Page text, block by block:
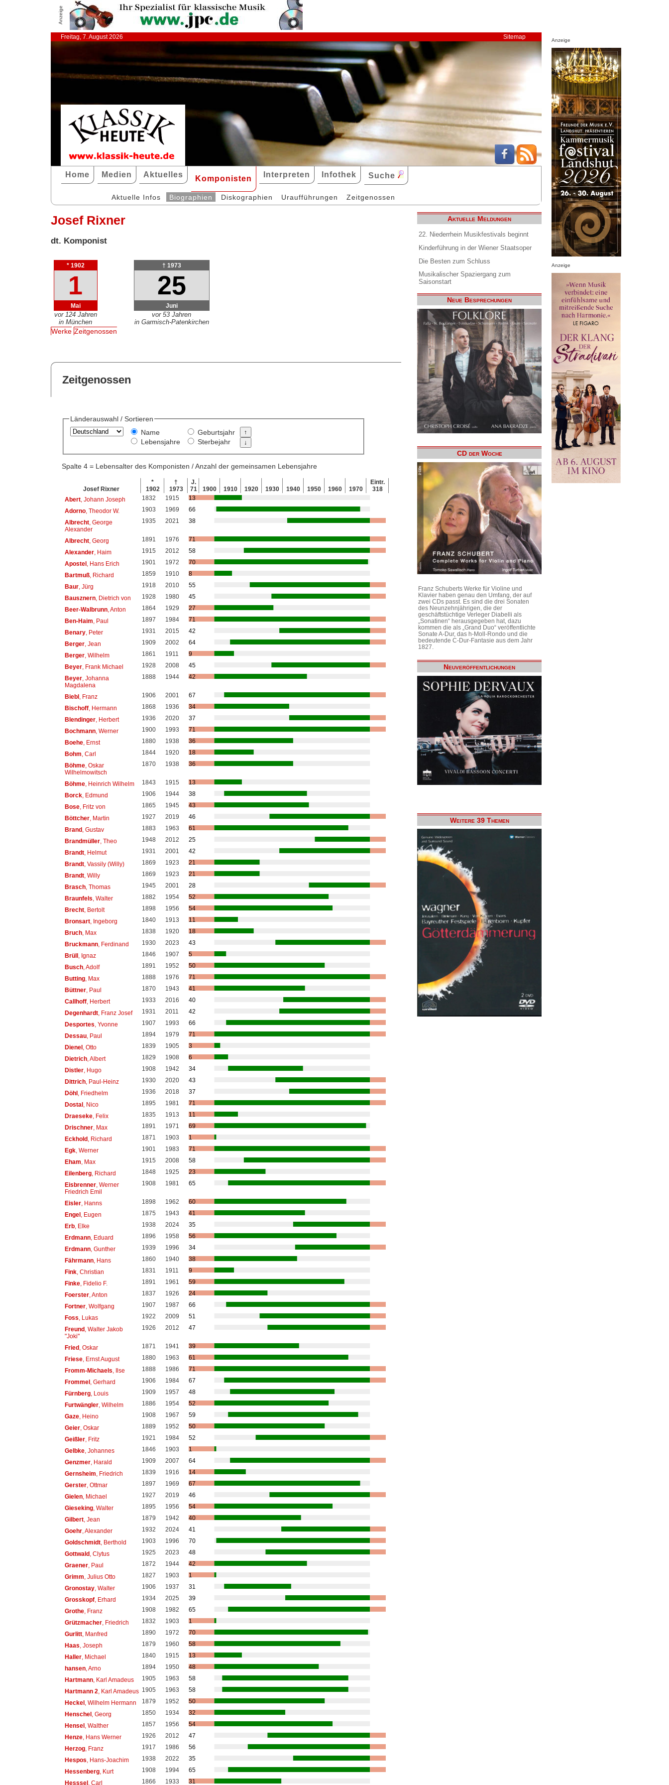
Anzeige
Freitag, 7. August 2026 Sitemap
Home Medien Aktuelles Komponisten Interpreten Infothek Suche
Aktuelle Infos Biographien Diskographien Uraufführungen Zeitgenossen
Josef Rixner
dt. Komponist
* 1902
1
Mai
vor 124 Jahren
in München
† 1973
25
Juni
vor 53 Jahren
in Garmisch-Patenkirchen
Werke Zeitgenossen
Zeitgenossen
Länderauswahl / Sortieren
Name
Lebensjahre
Geburtsjahr
Sterbejahr
Spalte 4 = Lebensalter des Komponisten / Anzahl der gemeinsamen Lebensjahre
Josef Rixner
*
1902
†
1973
J.
71
1900 1910 1920 1930 1940 1950 1960 1970
Eintr.
318
Abert, Johann Joseph 1832 1915
13
Adorno, Theodor W. 1903 1969
66
Albrecht, George
Alexander
1935 2021 38
Albrecht, Georg 1891 1976
71
Alexander, Haim 1915 2012
58
Apostel, Hans Erich 1901 1972
70
Bartmuß, Richard 1859 1910
8
Baur, Jürg 1918 2010
55
Bausznern, Dietrich von 1928 1980
45
Beer-Walbrunn, Anton 1864 1929
27
Ben-Haim , Paul 1897 1984
71
Benary, Peter 1931 2015
42
Berger, Jean 1909 2002
64
Berger, Wilhelm 1861 1911
9
Beyer, Frank Michael 1928 2008
45
Beyer, Johanna
Magdalena
1888 1944 42
Biebl, Franz 1906 2001
67
Bischoff, Hermann 1868 1936
34
Blendinger, Herbert 1936 2020
37
Bochmann, Werner 1900 1993
71
Boehe, Ernst 1880 1938
36
Bohm , Carl 1844 1920
18
Böhme, Oskar
Wilhelmowitsch
1870 1938 36
Böhme, Heinrich Wilhelm 1843 1915
13
Borck, Edmund 1906 1944
38
Bose, Fritz von 1865 1945
43
Böttcher, Martin 1927 2019
46
Brand, Gustav 1883 1963
61
Brandmüller, Theo 1948 2012
25
Brandt, Helmut 1931 2001
42
Brandt, Vassily (Willy) 1869 1923
21
Brandt, Willy 1869 1923
21
Brasch, Thomas 1945 2001
28
Braunfels , Walter 1882 1954
52
Brecht, Bertolt 1898 1956
54
Bronsart, Ingeborg 1840 1913
11
Bruch, Max 1838 1920
18
Bruckmann, Ferdinand 1930 2023
43
Brüll, Ignaz 1846 1907
5
Busch, Adolf 1891 1952
50
Butting, Max 1888 1976
71
Büttner, Paul 1870 1943
41
Callhoff, Herbert 1933 2016
40
Degenhardt, Franz Josef 1931 2011
42
Desportes , Yvonne 1907 1993
66
Dessau, Paul 1894 1979
71
Dienel, Otto 1839 1905
3
Dietrich, Albert 1829 1908
6
Distler, Hugo 1908 1942
34
Dittrich, Paul-Heinz 1930 2020
43
Döhl, Friedhelm 1936 2018
37
Dostal, Nico 1895 1981
71
Draeseke, Felix 1835 1913
11
Drischner, Max 1891 1971
69
Eckhold, Richard 1871 1903
1
Egk, Werner 1901 1983
71
Eham , Max 1915 2008
58
Eilenberg, Richard 1848 1925
23
Eisbrenner, Werner
Friedrich Emil
1908 1981 65
Eisler, Hanns 1898 1962
60
Engel, Eugen 1875 1943
41
Erb, Elke 1938 2024
35
Erdmann, Eduard 1896 1958
56
Erdmann, Gunther 1939 1996
34
Fährmann, Hans 1860 1940
38
Fink, Christian 1831 1911
9
Finke, Fidelio F. 1891 1961
59
Foerster, Anton 1837 1926
24
Fortner, Wolfgang 1907 1987
66
Foss , Lukas 1922 2009
51
Freund, Walter Jakob
"Joki"
1926 2012 47
Fried, Oskar 1871 1941
39
Friese, Ernst August 1880 1963
61
Fromm-Michaels , Ilse 1888 1986
71
Frommel, Gerhard 1906 1984
67
Fürnberg, Louis 1909 1957
48
Furtwängler, Wilhelm 1886 1954
52
Gaze, Heino 1908 1967
59
Geier, Oskar 1889 1952
50
Geißler, Fritz 1921 1984
52
Gelbke, Johannes 1846 1903
1
Genzmer, Harald 1909 2007
64
Gernsheim , Friedrich 1839 1916
14
Gerster, Ottmar 1897 1969
67
Gielen, Michael 1927 2019
46
Gieseking, Walter 1895 1956
54
Gilbert, Jean 1879 1942
40
Goehr, Alexander 1932 2024
41
Goldschmidt, Berthold 1903 1996
70
Gottwald, Clytus 1925 2023
48
Graener, Paul 1872 1944
42
Grimm , Julius Otto 1827 1903
1
Gronostay, Walter 1906 1937
31
Grosskopf, Erhard 1934 2025
39
Grothe, Franz 1908 1982
65
Grützmacher, Friedrich 1832 1903
1
Gurlitt, Manfred 1890 1972
70
Haas , Joseph 1879 1960
58
Haller, Michael 1840 1915
13
hansen, Arno 1894 1950
48
Hartmann, Karl Amadeus 1905 1963
58
Hartmann 2 , Karl Amadeus 1905 1963
58
Heckel, Wilhelm Hermann 1879 1952
50
Henschel, Georg 1850 1934
32
Hensel, Walther 1857 1956
54
Henze, Hans Werner 1926 2012
47
Herzog, Franz 1917 1986
56
Hespos , Hans-Joachim 1938 2022
35
Hessenberg, Kurt 1908 1994
65
Hesssel, Carl 1866 1933 31
Aktuelle Meldungen
22. Niederrhein Musikfestivals beginnt
Kinderführung in der Wiener Staatsoper
Die Besten zum Schluss
Musikalischer Spaziergang zum
Saisonstart
Neue Besprechungen
CD der Woche
Franz Schuberts Werke für Violine und
Klavier haben genau den Umfang, der auf
zwei CDs passt. Es sind die drei Sonaten
des Neunzehnjährigen, die der
geschäftstüchtige Verleger Diabelli als
„Sonatinen“ herausgegeben hat, dazu
kommen die als „Grand Duo“ veröffentlichte
Sonate A-Dur, das h-Moll-Rondo und die
bedeutende C-Dur-Fantasie aus dem Jahr
1827.
Neuveröffentlichungen
Weitere 39 Themen
Anzeige
Anzeige